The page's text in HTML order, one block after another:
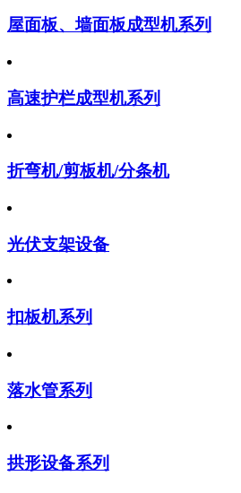
屋面板、墙面板成型机系列
高速护栏成型机系列
折弯机/剪板机/分条机
光伏支架设备
扣板机系列
落水管系列
拱形设备系列